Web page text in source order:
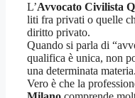
L’Avvocato Civilista
liti fra privati o quelle
diritto privato.
Quando si parla di
qualifica è unica, non
una determinata materia.
Vero è che la